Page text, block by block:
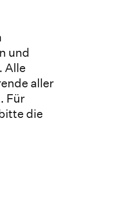
und
Alle
aller
Für
die